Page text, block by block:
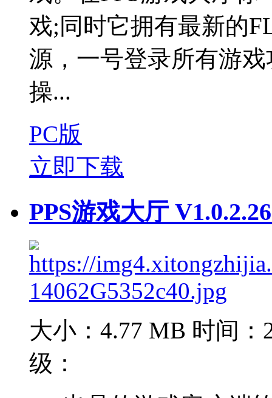
戏;同时它拥有最新的
源，一号登录所有游
操...
PC版
立即下载
PPS游戏大厅
大小：4.77 MB 时间：
级：